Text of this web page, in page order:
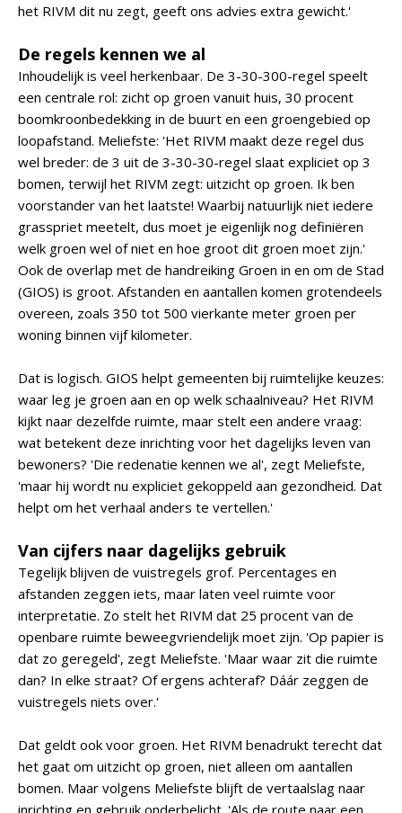
het RIVM dit nu zegt, geeft ons advies extra gewicht.'
De regels kennen we al
Inhoudelijk is veel herkenbaar. De 3-30-300-regel speelt
een centrale rol: zicht op groen vanuit huis, 30 procent
boomkroonbedekking in de buurt en een groengebied op
loopafstand. Meliefste: 'Het RIVM maakt deze regel dus
wel breder: de 3 uit de 3-30-30-regel slaat expliciet op 3
bomen, terwijl het RIVM zegt: uitzicht op groen. Ik ben
voorstander van het laatste! Waarbij natuurlijk niet iedere
grasspriet meetelt, dus moet je eigenlijk nog definiëren
welk groen wel of niet en hoe groot dit groen moet zijn.'
Ook de overlap met de handreiking Groen in en om de Stad
(GIOS) is groot. Afstanden en aantallen komen grotendeels
overeen, zoals 350 tot 500 vierkante meter groen per
woning binnen vijf kilometer.
Dat is logisch. GIOS helpt gemeenten bij ruimtelijke keuzes:
waar leg je groen aan en op welk schaalniveau? Het RIVM
kijkt naar dezelfde ruimte, maar stelt een andere vraag:
wat betekent deze inrichting voor het dagelijks leven van
bewoners? 'Die redenatie kennen we al', zegt Meliefste,
'maar hij wordt nu expliciet gekoppeld aan gezondheid. Dat
helpt om het verhaal anders te vertellen.'
Van cijfers naar dagelijks gebruik
Tegelijk blijven de vuistregels grof. Percentages en
afstanden zeggen iets, maar laten veel ruimte voor
interpretatie. Zo stelt het RIVM dat 25 procent van de
openbare ruimte beweegvriendelijk moet zijn. 'Op papier is
dat zo geregeld', zegt Meliefste. 'Maar waar zit die ruimte
dan? In elke straat? Of ergens achteraf? Dáár zeggen de
vuistregels niets over.'
Dat geldt ook voor groen. Het RIVM benadrukt terecht dat
het gaat om uitzicht op groen, niet alleen om aantallen
bomen. Maar volgens Meliefste blijft de vertaalslag naar
inrichting en gebruik onderbelicht. 'Als de route naar een